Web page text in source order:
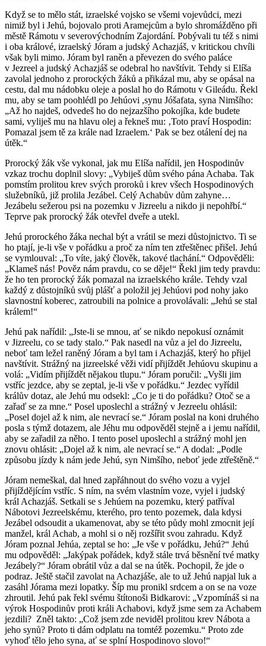
Když se to mělo stát, izraelské vojsko se všemi vojevůdci, mezi
nimiž byl i Jehú, bojovalo proti Aramejcům a bylo shromážděno při
městě Rámotu v severovýchodním Zajordání. Pobývali tu též s nimi
i oba králové, izraelský Jóram a judský Achazjáš, v kritickou chvíli
však byli mimo. Jóram byl raněn a převezen do svého paláce
v Jezreel a judský Achazjáš se odebral ho navštívit. Tehdy si Elíša
zavolal jednoho z prorockých žáků a přikázal mu, aby se opásal na
cestu, dal mu nádobku oleje a poslal ho do Rámotu v Gileádu. Řekl
mu, aby se tam poohlédl po Jehúovi ,synu Jóšafata, syna Nimšího:
„Až ho najdeš, odvedeš ho do nejzazšího pokojíka, kde budete
sami, vyliješ mu na hlavu olej a řekneš mu: ‚Toto praví Hospodin:
Pomazal jsem tě za krále nad Izraelem.‘ Pak se bez otálení dej na
útěk.“
Prorocký žák vše vykonal, jak mu Elíša nařídil, jen Hospodinův
vzkaz trochu doplnil slovy: „Vybiješ dům svého pána Achaba. Tak
pomstím prolitou krev svých proroků i krev všech Hospodinových
služebníků, již prolila Jezábel. Celý Achabův dům zahyne…
Jezábelu sežerou psi na pozemku v Jizreelu a nikdo ji nepohřbí.“
Teprve pak prorocký žák otevřel dveře a utekl.
Jehú prorockého žáka nechal být a vrátil se mezi důstojnictvo. Ti se
ho ptají, je-li vše v pořádku a proč za ním ten ztřeštěnec přišel. Jehú
se vymlouval: „To víte, jaký člověk, takové tlachání.“ Odpověděli:
„Klameš nás! Pověz nám pravdu, co se děje!“ Řekl jim tedy pravdu:
že ho ten prorocký žák pomazal na izraelského krále. Tehdy vzal
každý z důstojníků svůj plášť a položil jej Jehúovi pod nohy jako
slavnostní koberec, zatroubili na polnice a provolávali: „Jehú se stal
králem!“
Jehú pak nařídil: „Jste-li se mnou, ať se nikdo nepokusí oznámit
v Jizreelu, co se tady stalo.“ Pak nasedl na vůz a jel do Jizreelu,
neboť tam ležel raněný Jóram a byl tam i Achazjáš, který ho přijel
navštívit. Strážný na jizreelské věži vidí přijíždět Jehúovu skupinu a
volá: „Vidím přijíždět nějakou tlupu.“ Jóram poručil: „Vyšli jim
vstříc jezdce, aby se zeptal, je-li vše v pořádku.“ Jezdec vyřídil
králův dotaz, ale Jehú mu odsekl: „Co je ti do pořádku? Otoč se a
zařaď se za mne.“ Posel uposlechl a strážný v Jezreelu ohlásil:
„Posel dojel až k nim, ale nevrací se.“ Jóram poslal na koni druhého
posla s týmž dotazem, ale Jéhu mu odpověděl stejně a i jemu nařídil,
aby se zařadil za něho. I tento posel uposlechl a strážný mohl jen
znovu ohlásit: „Dojel až k nim, ale nevrací se.“ A dodal: „Podle
způsobu jízdy k nám jede Jehú, syn Nimšího, neboť jede ztřeštěně.“
Jóram nemeškal, dal hned zapřáhnout do svého vozu a vyjel
přijíždějícím vstříc. S ním, na svém vlastním voze, vyjel i judský
král Achazjáš. Setkali se s Jehúem na pozemku, který patříval
Nábotovi Jezreelskému, kterého, pro tento pozemek, dala kdysi
Jezábel odsoudit a ukamenovat, aby se této půdy mohl zmocnit její
manžel, král Achab, a mohl si o něj rozšířit svou zahradu. Když
Jóram poznal Jehúa, zeptal se ho: „Je vše v pořádku, Jehú?“ Jehú
mu odpověděl: „Jakýpak pořádek, když stále trvá běsnění tvé matky
Jezábely?“ Jóram obrátil vůz a dal se na útěk. Pochopil, že jde o
podraz. Ještě stačil zavolat na Achazjáše, ale to už Jehú napjal luk a
zasáhl Jórama mezi lopatky. Šíp mu pronikl srdcem a on se na voze
zhroutil. Jehú pak řekl svému štítonoši Bidkarovi: „Vzpomínáš si na
výrok Hospodinův proti králi Achabovi, když jsme sem za Achabem
jezdili? Zněl takto: „Což jsem zde neviděl prolitou krev Nábota a
jeho synů? Proto ti dám odplatu na tomtéž pozemku.“ Proto zde
vyhoď tělo jeho syna, ať se splní Hospodinovo slovo!“